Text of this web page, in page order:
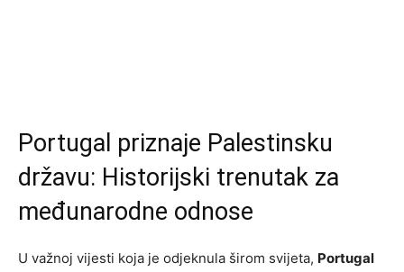
Portugal priznaje Palestinsku
državu: Historijski trenutak za
međunarodne odnose
U važnoj vijesti koja je odjeknula širom svijeta, Portugal